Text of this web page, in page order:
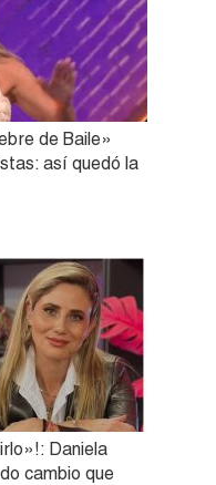
de Baile»
así quedó la
Daniela
cambio que